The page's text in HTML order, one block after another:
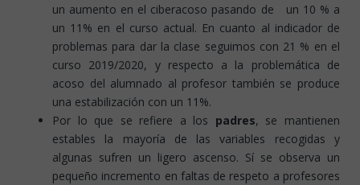
un aumento en el ciberacoso pasando de un 10 % a
un 11% en el curso actual. En cuanto al indicador de
problemas para dar la clase seguimos con 21 % en el
curso 2019/2020, y respecto a la problemática de
acoso del alumnado al profesor también se produce
una estabilización con un 11%.
Por lo que se refiere a los padres, se mantienen
estables la mayoría de las variables recogidas y
algunas sufren un ligero ascenso. Sí se observa un
pequeño incremento en faltas de respeto a profesores